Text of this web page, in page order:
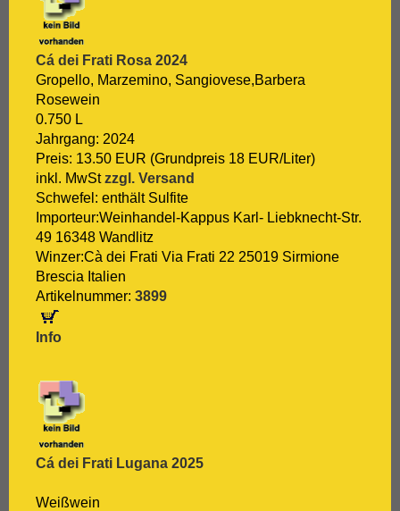
[:. Samtrot
[:. Sancerre
[:. Sangiovese
[:. Sauvignon Blanc
[:. Scheurebe
[:. Sémillon
[:. Shiraz
[:. Silvaner
[:. Spätburgunder
[:. Syrah
[:. Tempranillo
[:. Traminer
[:. Trebbiano
[:. Trepat
[:. Trollinger
[:. Verdejo
[:. Verdicchio
[:. Vermentino
[:. Vieux Carignan
[:. Viognier
[:. Viura
[:. Weißburgunder
[:. weißer Burgunder
[:.
Zinfandel
Cá dei Frati Rosa 2024
Gropello, Marzemino, Sangiovese,Barbera
Rosewein
0.750 L
Jahrgang: 2024
Preis: 13.50 EUR (Grundpreis 18 EUR/Liter)
inkl. MwStzzgl. Versand
Schwefel: enthält Sulfite
Importeur:Weinhandel-Kappus Karl- Liebknecht-Str.
49 16348 Wandlitz
Winzer:Cà dei Frati Via Frati 22 25019 Sirmione
Brescia Italien
Artikelnummer: 3899
Info
Cá dei Frati Lugana 2025
Weißwein